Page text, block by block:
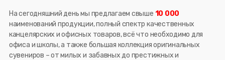
На сегодняшний день мы предлагаем свыше 10 000
наименований продукции, полный спектр качественных
канцелярских и офисных товаров, всё что необходимо для
офиса и школы, а также большая коллекция оригинальных
сувениров – от милых и забавных до престижных и